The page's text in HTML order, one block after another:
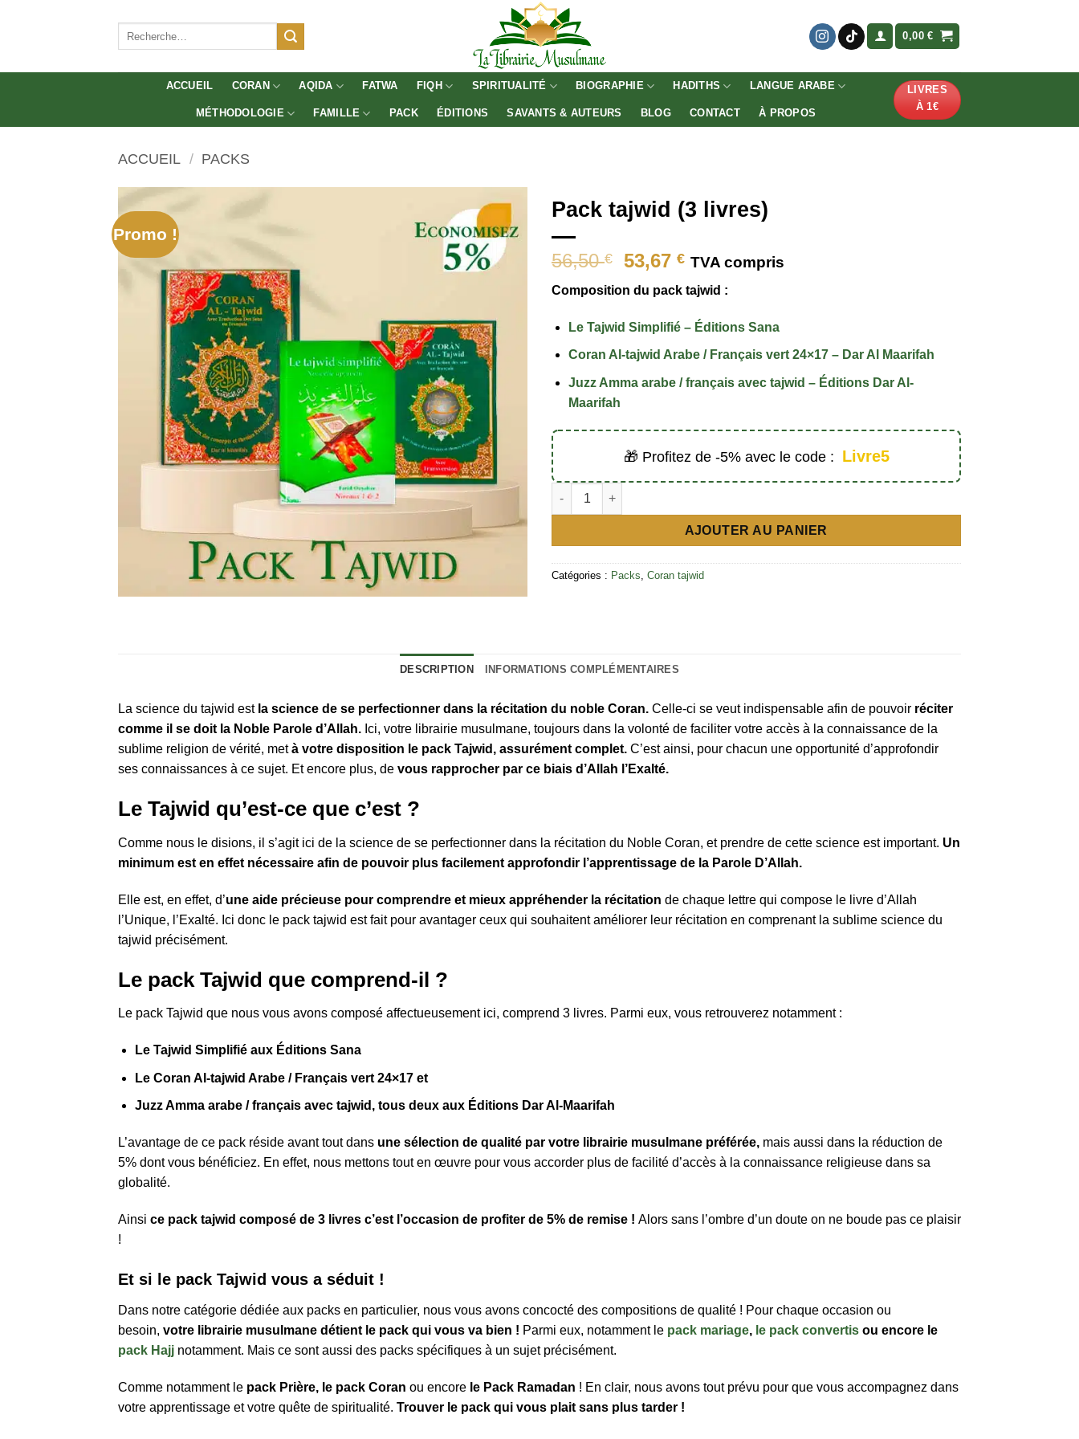
0,00€
ACCUEIL CORAN AQIDA FATWA FIQH SPIRITUALITÉ BIOGRAPHIE HADITHS LANGUE ARABE
MÉTHODOLOGIE FAMILLE PACK ÉDITIONS SAVANTS & AUTEURS BLOG CONTACT À PROPOS
LIVRES
À 1€
ACCUEIL / PACKS
Promo !
Pack tajwid (3 livres)
56,50€
Le
initial
était :
56,50 €.
53,67€Le
actuel
est :
53,67 €.
TVA compris
Composition du pack tajwid :
Le Tajwid Simplifié – Éditions Sana
Coran Al-tajwid Arabe / Français vert 24×17 – Dar Al Maarifah
Juzz Amma arabe / français avec tajwid – Éditions Dar Al-
Maarifah
🎁 Profitez de -5% avec le code : Livre5
quantité de Pack tajwid (3 livres)
AJOUTER AU PANIER
Catégories : Packs Coran tajwid
DESCRIPTION INFORMATIONS COMPLÉMENTAIRES
La science du tajwid est la science de se perfectionner dans la récitation du noble Coran. Celle-ci se veut indispensable afin de pouvoir réciter
comme il se doit la Noble Parole d’Allah. Ici, votre librairie musulmane, toujours dans la volonté de faciliter votre accès à la connaissance de la
sublime religion de vérité, metà votre disposition le pack Tajwid, assurément complet. C’est ainsi, pour chacun une opportunité d’approfondir
ses connaissances à ce sujet. Et encore plus, de vous rapprocher par ce biais d’Allah l’Exalté.
Le Tajwid qu’est-ce que c’est ?
Comme nous le disions, il s’agit ici de la science de se perfectionner dans la récitation du Noble Coran, et prendre de cette science est important. Un
minimum est en effet nécessaire afin de pouvoir plus facilement approfondir l’apprentissage de la Parole D’Allah.
Elle est, en effet, d’une aide précieuse pour comprendre et mieux appréhender la récitation de chaque lettre qui compose le livre d’Allah
l’Unique, l’Exalté. Ici donc le pack tajwid est fait pour avantager ceux qui souhaitent améliorer leur récitation en comprenant la sublime science du
tajwid précisément.
Le pack Tajwid que comprend-il ?
Le pack Tajwid que nous vous avons composé affectueusement ici, comprend 3 livres. Parmi eux, vous retrouverez notamment :
Le Tajwid Simplifié aux Éditions Sana
Le Coran Al-tajwid Arabe / Français vert 24×17 et
Juzz Amma arabe / français avec tajwid, tous deux aux Éditions Dar Al-Maarifah
L’avantage de ce pack réside avant tout dans une sélection de qualité par votre librairie musulmane préférée, mais aussi dans la réduction de
5% dont vous bénéficiez. En effet, nous mettons tout en œuvre pour vous accorder plus de facilité d’accès à la connaissance religieuse dans sa
globalité.
Ainsi ce pack tajwid composé de 3 livres c’est l’occasion de profiter de 5% de remise ! Alors sans l’ombre d’un doute on ne boude pas ce plaisir
!
Et si le pack Tajwid vous a séduit !
Dans notre catégorie dédiée aux packs en particulier, nous vous avons concocté des compositions de qualité ! Pour chaque occasion ou
besoin, votre librairie musulmane détient le pack qui vous va bien ! Parmi eux, notamment le pack mariage, le pack convertis ou encore le
pack Hajj notamment. Mais ce sont aussi des packs spécifiques à un sujet précisément.
Comme notamment le pack Prière, le pack Coran ou encore le Pack Ramadan ! En clair, nous avons tout prévu pour que vous accompagnez dans
votre apprentissage et votre quête de spiritualité. Trouver le pack qui vous plait sans plus tarder !